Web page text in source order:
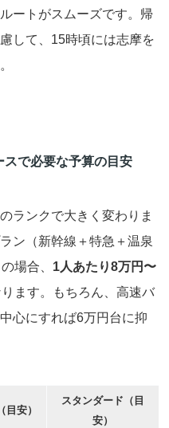
ートがスムーズです。帰
して、15時頃には志摩を
で必要な予算の目安
ランクで大きく変わりま
ン（新幹線＋特急＋温泉
場合、 1人あたり8万円〜
ます。もちろん、高速バ
心にすれば6万円台に抑
安）
スタンダード（目
安）